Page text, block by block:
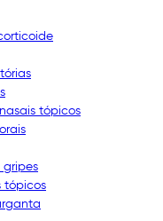
tópicos
gripes
tópicos